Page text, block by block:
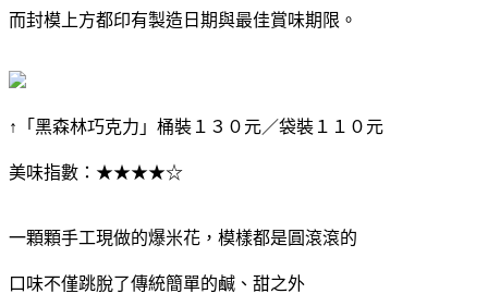
而封模上方都印有製造日期與最佳賞味期限。
↑「黑森林巧克力」桶裝１３０元／袋裝１１０元
美味指數：★★★★☆
一顆顆手工現做的爆米花，模樣都是圓滾滾的
口味不僅跳脫了傳統簡單的鹹、甜之外